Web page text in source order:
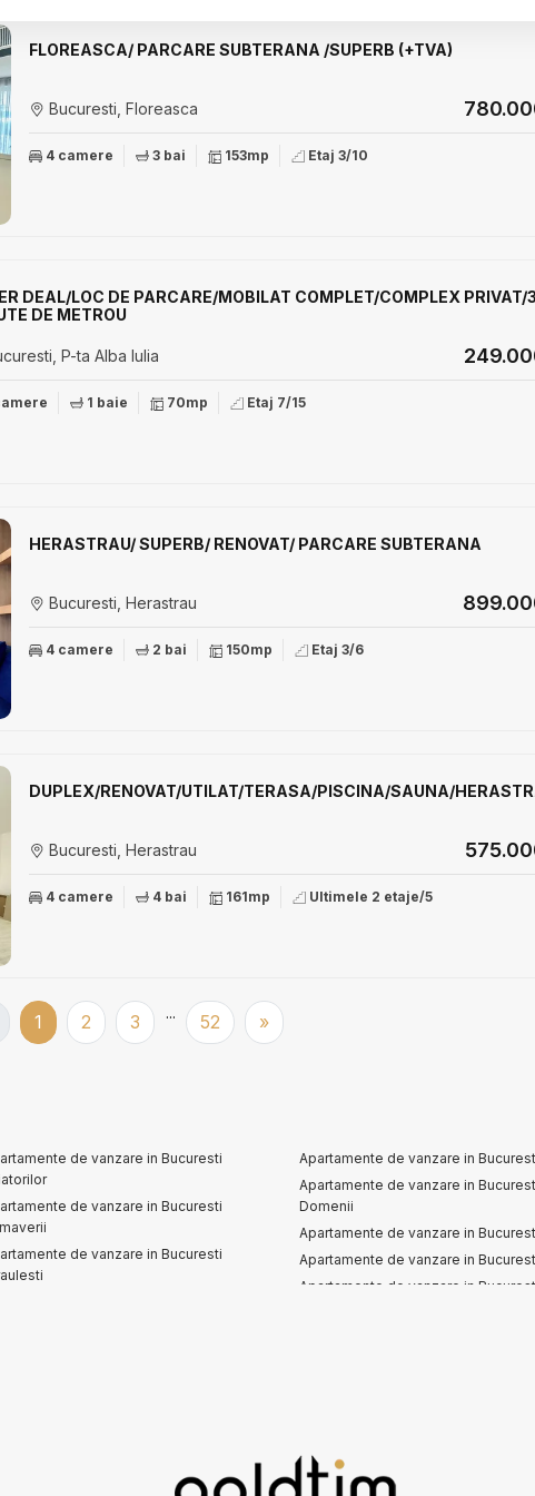
FLOREASCA/ PARCARE SUBTERANA /SUPERB (+TVA)
Bucuresti, Floreasca
4 camere 3 bai 153mp Etaj 3/10
DEAL/LOC DE PARCARE/MOBILAT COMPLET/COMPLEX PRIVAT/3
DE METROU
P-ta Alba Iulia
1 baie 70mp Etaj 7/15
HERASTRAU/ SUPERB/ RENOVAT/ PARCARE SUBTERANA
Bucuresti, Herastrau
4 camere 2 bai 150mp Etaj 3/6
DUPLEX/RENOVAT/UTILAT/TERASA/PISCINA/SAUNA/
Bucuresti, Herastrau
4 camere 4 bai 161mp Ultimele 2 etaje/5
1 2 3 ... 52 »
de vanzare in Bucuresti
de vanzare in Bucuresti
de vanzare in Bucuresti
Apartamente de vanzare in
Apartamente de vanzare in
Domenii
Apartamente de vanzare in
Apartamente de vanzare in
Apartamente de vanzare in
de vanzare in Bucuresti Iancu Nicolae
Terenuri de vanzare in Rachitele de
Terenuri de vanzare in Bucuresti